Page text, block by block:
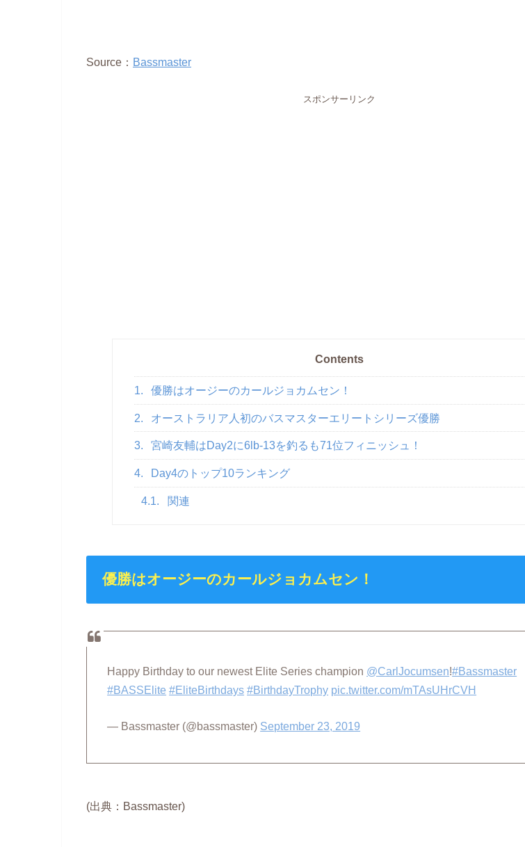
Source： Bassmaster
スポンサーリンク
Contents
1. 優勝はオージーのカールジョカムセン！
2. オーストラリア人初のバスマスターエリートシリーズ優勝
3. 宮崎友輔はDay2に6lb-13を釣るも71位フィニッシュ！
4. Day4のトップ10ランキング
4.1. 関連
優勝はオージーのカールジョカムセン！
Happy Birthday to our newest Elite Series champion @CarlJocumsen!#Bassmaster
#BASSElite #EliteBirthdays #BirthdayTrophy pic.twitter.com/mTAsUHrCVH
— Bassmaster (@bassmaster) September 23, 2019
(出典：Bassmaster)